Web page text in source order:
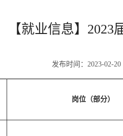
【就业信息】2023
发布时间：2023-02-
岗位（部分）